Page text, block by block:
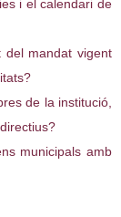
i el calendari de
del mandat vigent
de la institució,
municipals amb